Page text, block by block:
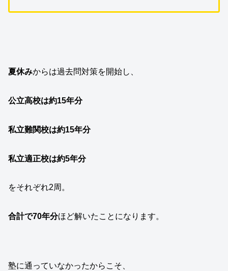
夏休みからは過去問対策を開始し、
公立高校は約15年分
私立難関校は約15年分
私立適正校は約5年分
をそれぞれ2周。
合計で70年分ほど解いたことになります。
塾に通っていなかったからこそ、